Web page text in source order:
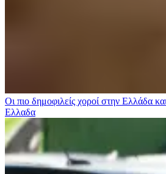
Οι πιο δημοφιλείς χοροί στην Ελλάδα
Ελλαδα